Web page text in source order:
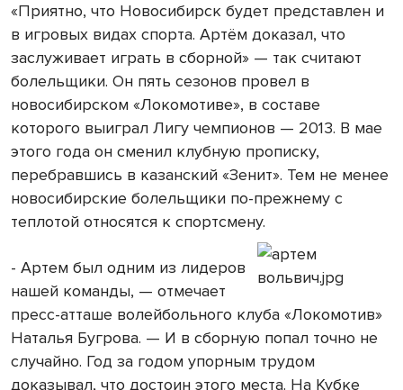
«Приятно, что Новосибирск будет представлен и
в игровых видах спорта. Артём доказал, что
заслуживает играть в сборной» — так считают
болельщики. Он пять сезонов провел в
новосибирском «Локомотиве», в составе
которого выиграл Лигу чемпионов — 2013. В мае
этого года он сменил клубную прописку,
перебравшись в казанский «Зенит». Тем не менее
новосибирские болельщики по-прежнему с
теплотой относятся к спортсмену.
- Артем был одним из лидеров
нашей команды, — отмечает
пресс-атташе волейбольного клуба «Локомотив»
Наталья Бугрова. — И в сборную попал точно не
случайно. Год за годом упорным трудом
доказывал, что достоин этого места. На Кубке